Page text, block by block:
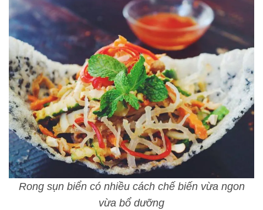
Rong sụn biển có nhiều cách chế biến vừa ngon
vừa bổ dưỡng